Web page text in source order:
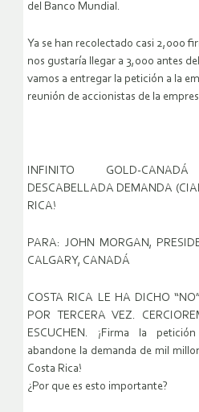
del Banco Mundial.
Ya se han recolectado casi 2,000
nos gustaría llegar a 3,000 antes
vamos a entregar la petición a la
reunión de accionistas de la
INFINITO GOLD-
DESCABELLADA DEMANDA
RICA!
PARA: JOHN MORGAN,
CALGARY, CANADÁ
COSTA RICA LE HA DICHO
POR TERCERA VEZ.
ESCUCHEN. ¡Firma la
abandone la demanda de mil
Costa Rica!
¿Por que es esto importante?